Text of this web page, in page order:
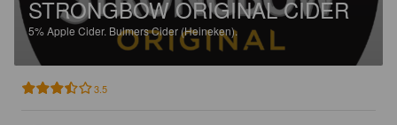
STRONGBOW ORIGINAL CIDER
5%Apple Cider. Bulmers Cider (Heineken).
3.5